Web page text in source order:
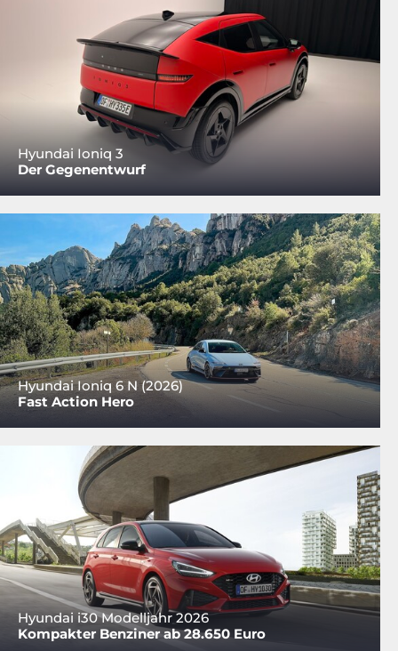
Hyundai Ioniq 3
Der Gegenentwurf
Hyundai Ioniq 6 N (2026)
Fast Action Hero
Hyundai i30 Modelljahr 2026
Kompakter Benziner ab 28.650 Euro